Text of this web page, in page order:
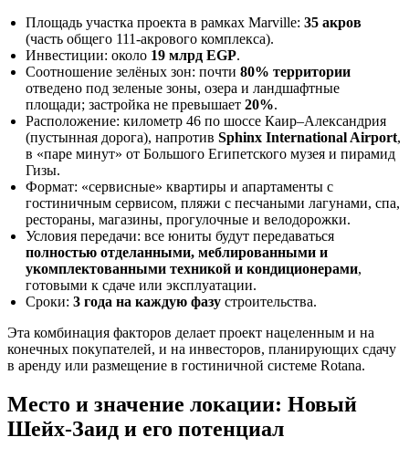
Площадь участка проекта в рамках Marville: 35 акров
(часть общего 111‑акрового комплекса).
Инвестиции: около 19 млрд EGP.
Соотношение зелёных зон: почти 80% территории
отведено под зеленые зоны, озера и ландшафтные
площади; застройка не превышает 20%.
Расположение: километр 46 по шоссе Каир–Александрия
(пустынная дорога), напротив Sphinx International Airport,
в «паре минут» от Большого Египетского музея и пирамид
Гизы.
Формат: «сервисные» квартиры и апартаменты с
гостиничным сервисом, пляжи с песчаными лагунами, спа,
рестораны, магазины, прогулочные и велодорожки.
Условия передачи: все юниты будут передаваться
полностью отделанными, меблированными и
укомплектованными техникой и кондиционерами,
готовыми к сдаче или эксплуатации.
Сроки: 3 года на каждую фазу строительства.
Эта комбинация факторов делает проект нацеленным и на
конечных покупателей, и на инвесторов, планирующих сдачу
в аренду или размещение в гостиничной системе Rotana.
Место и значение локации: Новый
Шейх-Заид и его потенциал